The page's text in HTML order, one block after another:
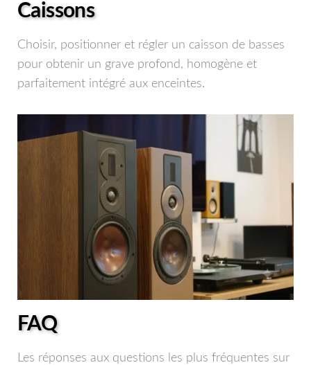
Caissons
Choisir, positionner et régler un caisson de basses
pour obtenir un grave profond, homogène et
parfaitement intégré aux enceintes.
FAQ
Les réponses aux questions les plus fréquentes sur